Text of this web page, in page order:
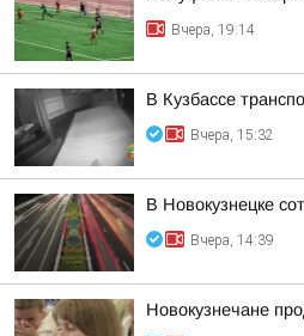
Вчера, 19:14
В Кузбассе
Вчера, 15:32
В Новокузнецке
Вчера, 14:39
Новокузнечане